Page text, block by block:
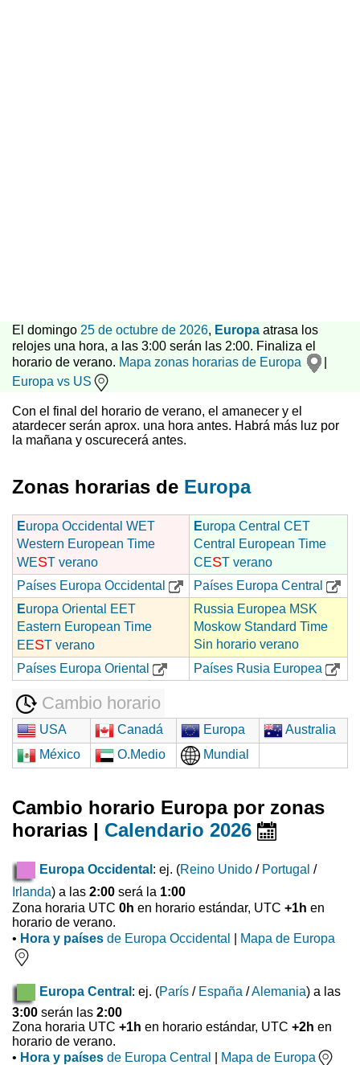
El domingo 25 de octubre de 2026, Europa atrasa los
relojes una hora, a las 3:00 serán las 2:00. Finaliza el
horario de verano. Mapa zonas horarias de Europa
Europa vs US
Con el final del horario de verano, el amanecer y el
atardecer serán aprox. una hora antes. Habrá más luz por
la mañana y oscurecerá antes.
Zonas horarias de Europa
Europa Occidental WET
Western European Time
WEST verano
Europa Central CET
Central European Time
CEST verano
Países Europa Occidental
Países Europa Central
Europa Oriental EET
Eastern European Time
EEST verano
Russia Europea MSK
Moskow Standard Time
Sin horario verano
Países Europa Oriental
Países Rusia Europea
Cambio horario
USA Canadá Europa
Australia
México
O.Medio Mundial
Cambio horario Europa por zonas
horarias | Calendario 2026
Europa Occidental : ej. (Reino Unido / Portugal /
Irlanda) a las 2:00 será la 1:00
Zona horaria UTC 0h en horario estándar, UTC +1h en
horario de verano.
• Hora y países de Europa Occidental Mapa de Europa
Europa Central : ej. (París / España /Alemania) a las
3:00 serán las 2:00
Zona horaria UTC +1h en horario estándar, UTC +2h en
horario de verano.
• Hora y países de Europa Central Mapa de Europa